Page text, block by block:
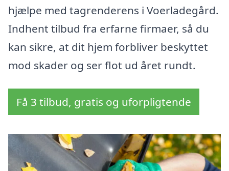
hjælpe med tagrenderens i Voerladegård.
Indhent tilbud fra erfarne firmaer, så du
kan sikre, at dit hjem forbliver beskyttet
mod skader og ser flot ud året rundt.
Få 3 tilbud, gratis og uforpligtende